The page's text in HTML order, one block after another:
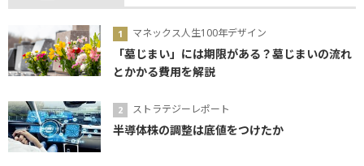
マネックス人生100年デザイン
「墓じまい」には期限がある？墓じまいの流れ
とかかる費用を解説
ストラテジーレポート
半導体株の調整は底値をつけたか